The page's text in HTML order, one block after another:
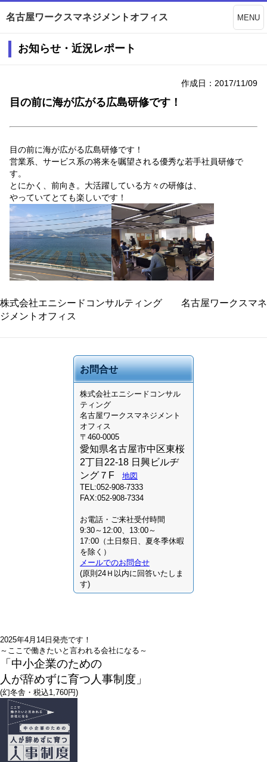
名古屋ワークスマネジメントオフィス MENU
お知らせ・近況レポート
作成日：2017/11/09
目の前に海が広がる広島研修です！
目の前に海が広がる広島研修です！
営業系、サービス系の将来を嘱望される優秀な若手社員研修で
す。
とにかく、前向き。大活躍している方々の研修は、
やっていてとても楽しいです！
株式会社エニシードコンサルティング 名古屋ワークスマネ
ジメントオフィス
お問合せ
株式会社エニシードコンサル
ティング
名古屋ワークスマネジメント
オフィス
〒460-0005
愛知県名古屋市中区東桜
2丁目22-18 日興ビルヂ
ング７F
地図
TEL:052-908-7333
FAX:052-908-7334
お電話・ご来社受付時間
9:30～12:00、13:00～
17:00（土日祭日、夏冬季休暇
を除く）
メールでのお問合せ
(原則24Ｈ以内に回答いたしま
す)
2025年4月14日発売です！
～ここで働きたいと言われる会社になる～
「中小企業のための
人が辞めずに育つ人事制度」
(幻冬舎・税込1,760円)